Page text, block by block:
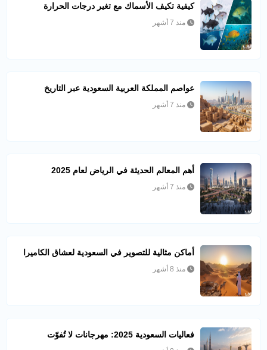
كيفية تكيف الأسماك مع تغير درجات الحرارة
منذ 7 أشهر
عواصم المملكة العربية السعودية عبر التاريخ
منذ 7 أشهر
أهم المعالم الحديثة في الرياض لعام 2025
منذ 7 أشهر
أماكن مثالية للتصوير في السعودية لعشاق الكاميرا
منذ 8 أشهر
فعاليات السعودية 2025: مهرجانات لا تُفوّت